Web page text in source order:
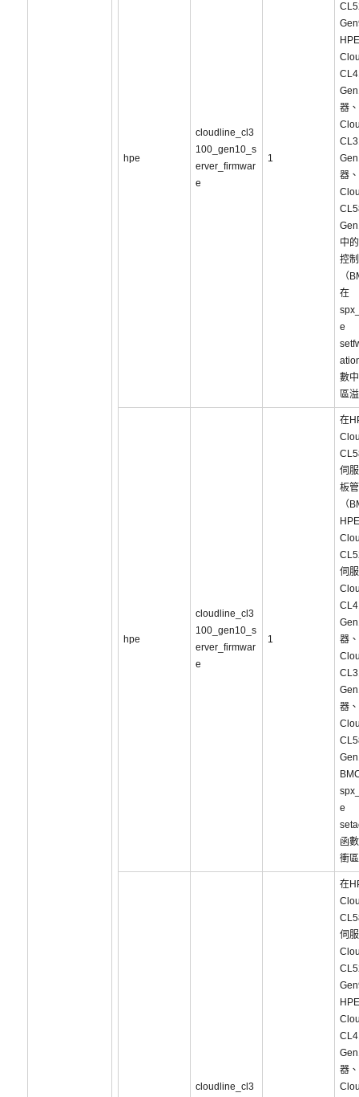
hpe
cloudline_cl3
100_gen10_s
erver_firmwar
e
1
HPE
器
器
中
控
（
在
e
數
區
hpe
cloudline_cl3
100_gen10_s
erver_firmwar
e
1
在
伺
板
（
HPE
伺
器
器
e
函
衝
cloudline_cl3
在
伺
HPE
器